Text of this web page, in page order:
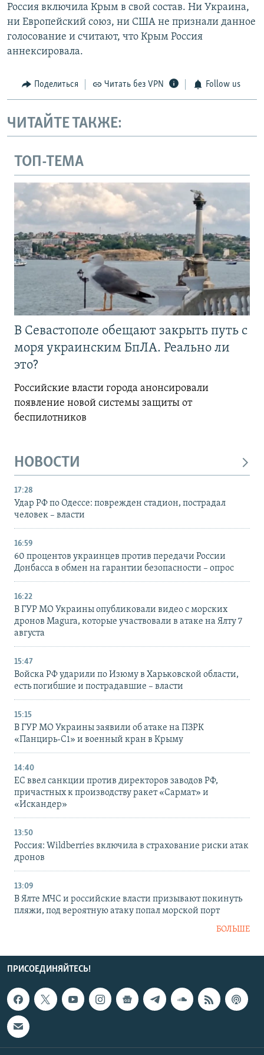
Россия включила Крым в свой состав. Ни Украина,
ни Европейский союз, ни США не признали данное
голосование и считают, что Крым Россия
аннексировала.
Поделиться Читать без VPN Follow us
ЧИТАЙТЕ ТАКЖЕ:
ТОП-ТЕМА
В Севастополе обещают закрыть путь с
моря украинским БпЛА. Реально ли
это?
Российские власти города анонсировали
появление новой системы защиты от
беспилотников
НОВОСТИ
17:28
Удар РФ по Одессе: поврежден стадион, пострадал
человек – власти
16:59
60 процентов украинцев против передачи России
Донбасса в обмен на гарантии безопасности – опрос
16:22
В ГУР МО Украины опубликовали видео с морских
дронов Magura, которые участвовали в атаке на Ялту 7
августа
15:47
Войска РФ ударили по Изюму в Харьковской области,
есть погибшие и пострадавшие – власти
15:15
В ГУР МО Украины заявили об атаке на ПЗРК
«Панцирь-С1» и военный кран в Крыму
14:40
ЕС ввел санкции против директоров заводов РФ,
причастных к производству ракет «Сармат» и
«Искандер»
13:50
Россия: Wildberries включила в страхование риски атак
дронов
13:09
В Ялте МЧС и российские власти призывают покинуть
пляжи, под вероятную атаку попал морской порт
БОЛЬШЕ
ПРИСОЕДИНЯЙТЕСЬ!